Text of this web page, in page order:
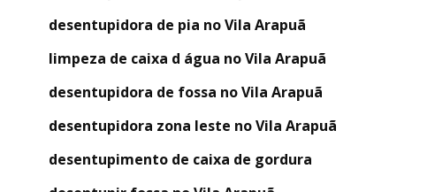
desentupidora de pia no Vila Arapuã
limpeza de caixa d água no Vila Arapuã
desentupidora de fossa no Vila Arapuã
desentupidora zona leste no Vila Arapuã
desentupimento de caixa de gordura